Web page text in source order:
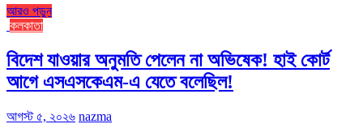
আরও পড়ুন
কলকাতা
বিদেশ যাওয়ার অনুমতি পেলেন না অভিষেক! হাই কোর্ট
আগে এসএসকেএম-এ যেতে বলেছিল!
আগস্ট ৫, ২০২৬ nazma